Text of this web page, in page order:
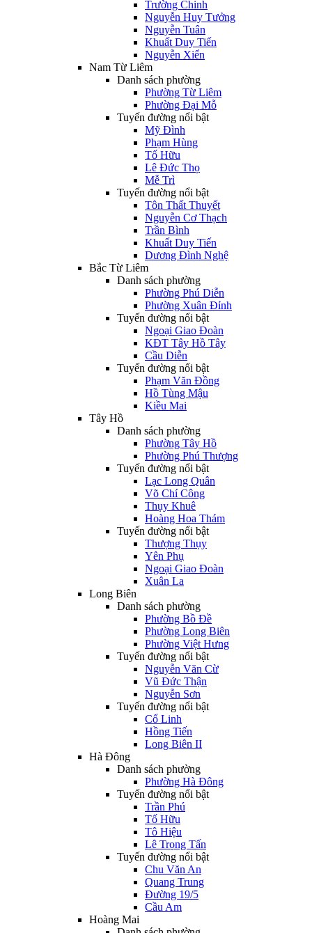
Trường Chinh
Nguyễn Huy Tưởng
Nguyễn Tuân
Khuất Duy Tiến
Nguyễn Xiển
Nam Từ Liêm
Danh sách phường
Phường Từ Liêm
Phường Đại Mỗ
Tuyến đường nổi bật
Mỹ Đình
Phạm Hùng
Tố Hữu
Lê Đức Thọ
Mễ Trì
Tuyến đường nổi bật
Tôn Thất Thuyết
Nguyễn Cơ Thạch
Trần Bình
Khuất Duy Tiến
Dương Đình Nghệ
Bắc Từ Liêm
Danh sách phường
Phường Phú Diễn
Phường Xuân Đỉnh
Tuyến đường nổi bật
Ngoại Giao Đoàn
KĐT Tây Hồ Tây
Cầu Diễn
Tuyến đường nổi bật
Phạm Văn Đồng
Hồ Tùng Mậu
Kiều Mai
Tây Hồ
Danh sách phường
Phường Tây Hồ
Phường Phú Thượng
Tuyến đường nổi bật
Lạc Long Quân
Võ Chí Công
Thụy Khuê
Hoàng Hoa Thám
Tuyến đường nổi bật
Thượng Thụy
Yên Phụ
Ngoại Giao Đoàn
Xuân La
Long Biên
Danh sách phường
Phường Bồ Đề
Phường Long Biên
Phường Việt Hưng
Tuyến đường nổi bật
Nguyễn Văn Cừ
Vũ Đức Thận
Nguyễn Sơn
Tuyến đường nổi bật
Cổ Linh
Hồng Tiến
Long Biên II
Hà Đông
Danh sách phường
Phường Hà Đông
Tuyến đường nổi bật
Trần Phú
Tố Hữu
Tô Hiệu
Lê Trọng Tấn
Tuyến đường nổi bật
Chu Văn An
Quang Trung
Đường 19/5
Cầu Am
Hoàng Mai